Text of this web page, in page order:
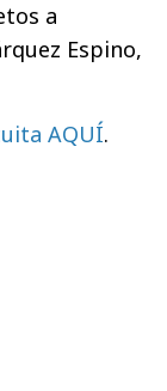
a
Espino,
AQUÍ.